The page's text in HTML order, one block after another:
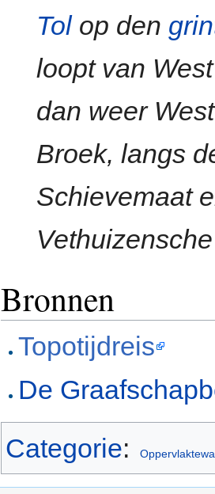
Tolop den
loopt van
dan weer
Broek, langs
Schievemaat
Bronnen
Topotijdreis
De
Categorie: